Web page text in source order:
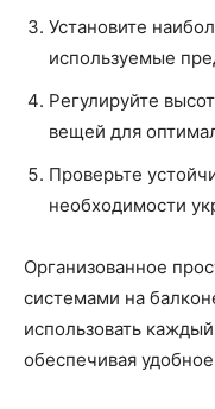
Установите
используемые
Регулируйте
вещей для
Проверьте
необходимости
Организованное
системами на
использовать
обеспечивая